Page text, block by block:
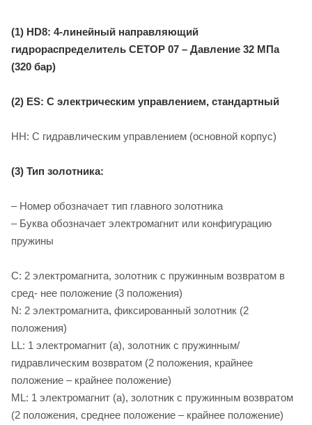
(1) HD8: 4-линейный направляющий
гидрораспределитель CETOP 07 – Давление 32 МПа
(320 бар)
(2) ES: С электрическим управлением, стандартный
HH: С гидравлическим управлением (основной корпус)
(3) Тип золотника:
– Номер обозначает тип главного золотника
– Буква обозначает электромагнит или конфигурацию
пружины
C: 2 электромагнита, золотник с пружинным возвратом в
сред- нее положение (3 положения)
N: 2 электромагнита, фиксированный золотник (2
положения)
LL: 1 электромагнит (a), золотник с пружинным/
гидравлическим возвратом (2 положения, крайнее
положение – крайнее положение)
ML: 1 электромагнит (a), золотник с пружинным возвратом
(2 положения, среднее положение – крайнее положение)